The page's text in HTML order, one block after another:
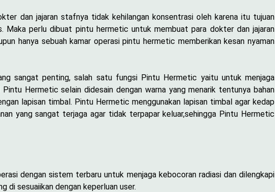
dan jajaran stafnya tidak kehilangan konsentrasi oleh karena itu tujuan
Maka perlu dibuat pintu hermetic untuk membuat para dokter dan jajaran
hanya sebuah kamar operasi pintu hermetic memberikan kesan nyaman
sangat penting, salah satu fungsi Pintu Hermetic yaitu untuk menjaga
Hermetic selain didesain dengan warna yang menarik tentunya bahan
lapisan timbal. Pintu Hermetic menggunakan lapisan timbal agar kedap
yang sangat terjaga agar tidak terpapar keluar,sehingga Pintu Hermetic
dengan sistem terbaru untuk menjaga kebocoran radiasi dan dilengkapi
di sesuaiikan dengan keperluan user.